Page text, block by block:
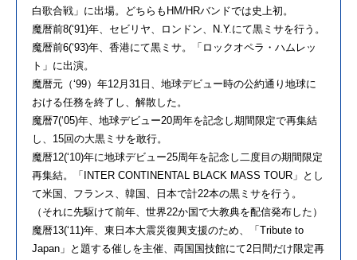
白歌合戦」に出場。どちらもHM/HRバンドでは史上初。
魔暦前8(‘91)年、セビリヤ、ロンドン、N.Y.にて黒ミサを行う。
魔暦前6(‘93)年、香港にて黒ミサ。「ロックオペラ・ハムレッ
ト」に出演。
魔暦元（‘99）年12月31日、地球デビュー時の公約通り地球に
おける任務を終了し、解散した。
魔暦7(‘05)年、地球デビュー20周年を記念し期間限定で再集結
し、15回の大黒ミサを敢行。
魔暦12(‘10)年に地球デビュー25周年を記念し二度目の期間限定
再集結。「INTER CONTINENTAL BLACK MASS TOUR」とし
て米国、フランス、韓国、日本で計22本の黒ミサを行う。
（それに先駆けて前年、世界22か国で大教典を配信発布した）
魔暦13(‘11)年、東日本大震災復興支援のため、「Tribute to
Japan」と題する催しを主催、両国国技館にて2日間だけ限定再